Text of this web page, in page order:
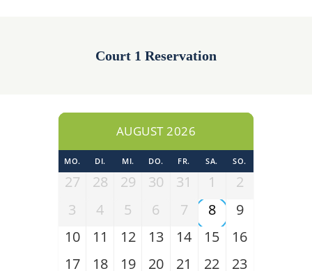
Court 1 Reservation
AUGUST 2026
MO. DI. MI. DO. FR. SA. SO.
27 28 29 30 31 1
2
3
4 5 6 7 8
9
10
11 12 13 14 15
16
17
18 19 20 21 22 23